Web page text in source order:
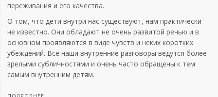
переживания и его качества.
О том, что дети внутри нас существуют, нам практически
не известно. Они обладают не очень развитой речью и в
основном проявляются в виде чувств и неких коротких
убеждений. Все наши внутренние разговоры ведутся более
зрелыми субличностями и очень часто обращены к тем
самым внутренним детям.